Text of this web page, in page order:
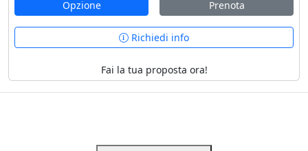
Opzione Prenota
Richiedi info
Fai la tua proposta ora!